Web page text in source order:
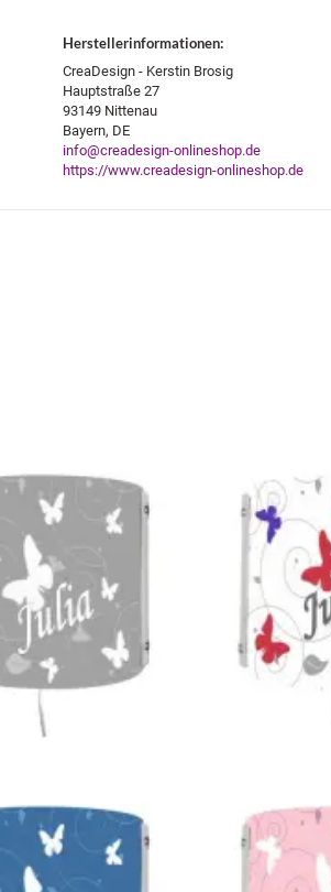
Herstellerinformationen:
CreaDesign - Kerstin Brosig
Hauptstraße 27
93149 Nittenau
Bayern, DE
info@creadesign-onlineshop.de
https://www.creadesign-onlineshop.de